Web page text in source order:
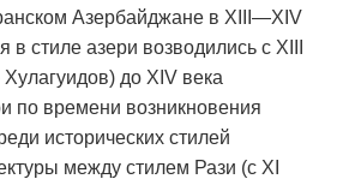
Азербайджане в XIII—XIV
стиле азери возводились с XIII
Хулагуидов) до XIV века
по времени возникновения
исторических стилей
между стилем Рази (с XI